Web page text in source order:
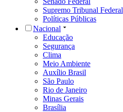
Supremo Tribunal Federal
Políticas Públicas
Nacional
Educação
Segurança
Clima
Meio Ambiente
Auxílio Brasil
São Paulo
Rio de Janeiro
Minas Gerais
Brasília